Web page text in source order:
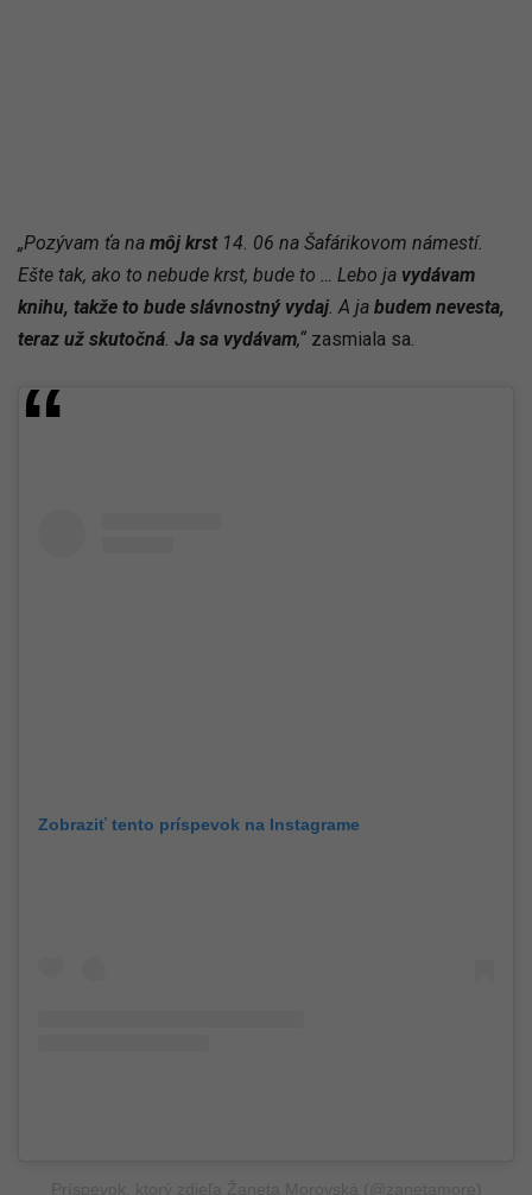
„Pozývam ťa na môj krst14. 06 na Šafárikovom námestí.
Ešte tak, ako to nebude krst, bude to … Lebo ja vydávam
knihu, takže to bude slávnostný vydaj . A ja budem nevesta,
teraz už skutočná Ja sa vydávam,“ zasmiala sa.
Zobraziť tento príspevok na Instagrame